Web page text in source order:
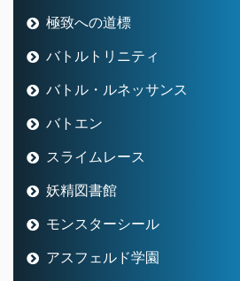
極致への道標
バトルトリニティ
バトル・ルネッサンス
バトエン
スライムレース
妖精図書館
モンスターシール
アスフェルド学園